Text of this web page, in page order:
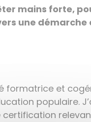
mains forte,
une démarche
formatrice et
populaire.
certification